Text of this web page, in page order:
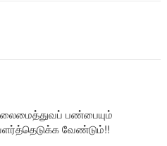
பண்பையும்
வேண்டும்!!